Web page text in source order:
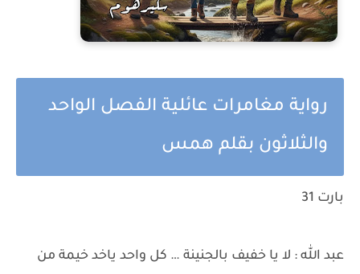
رواية مغامرات عائلية الفصل الواحد
والثلاثون بقلم همس
بارت 31
عبد الله : لا يا خفيف بالجنينة … كل واحد ياخد خيمة من